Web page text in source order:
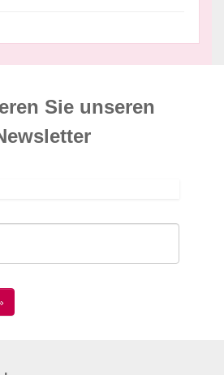
Sie unseren